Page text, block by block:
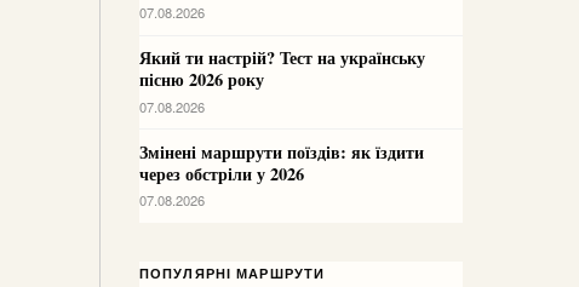
07.08.2026
Який ти настрій? Тест на українську
пісню 2026 року
07.08.2026
Змінені маршрути поїздів: як їздити
через обстріли у 2026
07.08.2026
ПОПУЛЯРНІ МАРШРУТИ